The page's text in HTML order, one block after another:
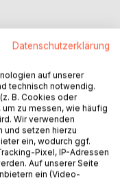
naturalmente,
Datenschutzerklärung
auf unserer
technisch notwendig.
B. Cookies oder
zu messen, wie häufig
Wir verwenden
und setzen hierzu
ein, wodurch ggf.
Pixel, IP-Adressen
Auf unserer Seite
ein (Video-